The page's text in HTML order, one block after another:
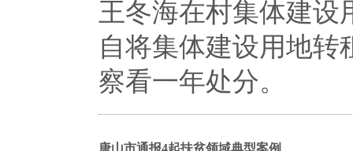
王冬海在村集体建设
自将集体建设用地转
察看一年处分。
唐山市通报4起扶贫领域典型案例